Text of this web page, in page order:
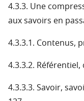
4.3.3. Une
aux savoirs en
4.3.3.1. Contenus,
4.3.3.2.
4.3.3.3. Savoir,